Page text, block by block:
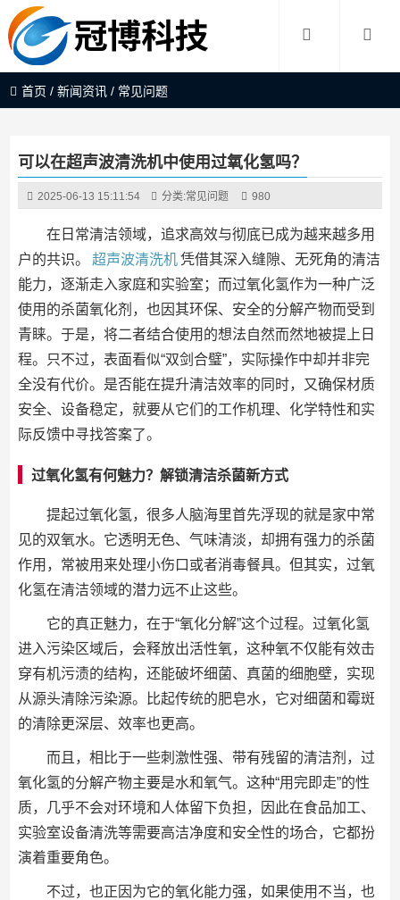
首页 /新闻资讯 / 常见问题
可以在超声波清洗机中使用过氧化氢吗？
2025-06-13 15:11:54 分类:常见问题 980
在日常清洁领域，追求高效与彻底已成为越来越多用
户的共识。
超声波清洗机凭借其深入缝隙、无死角的清洁
能力，逐渐走入家庭和实验室；而过氧化氢作为一种广泛
使用的杀菌氧化剂，也因其环保、安全的分解产物而受到
青睐。于是，将二者结合使用的想法自然而然地被提上日
程。只不过，表面看似“双剑合璧”，实际操作中却并非完
全没有代价。是否能在提升清洁效率的同时，又确保材质
安全、设备稳定，就要从它们的工作机理、化学特性和实
际反馈中寻找答案了。
过氧化氢有何魅力？解锁清洁杀菌新方式
提起过氧化氢，很多人脑海里首先浮现的就是家中常
见的双氧水。它透明无色、气味清淡，却拥有强力的杀菌
作用，常被用来处理小伤口或者消毒餐具。但其实，过氧
化氢在清洁领域的潜力远不止这些。
它的真正魅力，在于“氧化分解”这个过程。过氧化氢
进入污染区域后，会释放出活性氧，这种氧不仅能有效击
穿有机污渍的结构，还能破坏细菌、真菌的细胞壁，实现
从源头清除污染源。比起传统的肥皂水，它对细菌和霉斑
的清除更深层、效率也更高。
而且，相比于一些刺激性强、带有残留的清洁剂，过
氧化氢的分解产物主要是水和氧气。这种“用完即走”的性
质，几乎不会对环境和人体留下负担，因此在食品加工、
实验室设备清洗等需要高洁净度和安全性的场合，它都扮
演着重要角色。
不过，也正因为它的氧化能力强，如果使用不当，也